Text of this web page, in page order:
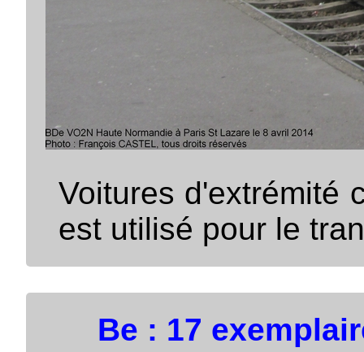
Voitures d'extrémité
est utilisé pour le
Be : 17